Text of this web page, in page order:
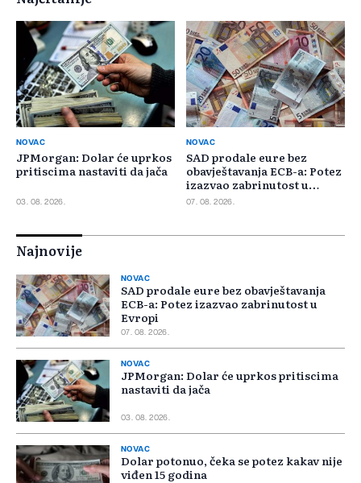
NOVAC
JPMorgan: Dolar će uprkos
pritiscima nastaviti da jača
03. 08. 2026.
NOVAC
SAD prodale eure bez
obavještavanja ECB-a: Potez
izazvao zabrinutost u
Evropi
07. 08. 2026.
Najnovije
NOVAC
SAD prodale eure bez obavještavanja
ECB-a: Potez izazvao zabrinutost u
Evropi
07. 08. 2026.
NOVAC
JPMorgan: Dolar će uprkos pritiscima
nastaviti da jača
03. 08. 2026.
NOVAC
Dolar potonuo, čeka se potez kakav nije
viđen 15 godina